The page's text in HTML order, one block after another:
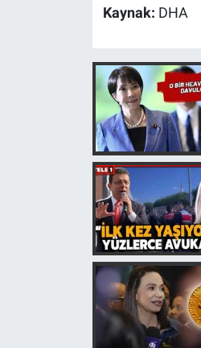
Kaynak: DHA
Programlar
Teknoloji
Türkiye'nin Geleceği
Türkiye'nin Gündemi
Yerel Gündem